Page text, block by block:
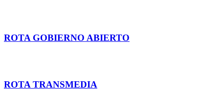
ROTA GOBIERNO ABIERTO
ROTA TRANSMEDIA